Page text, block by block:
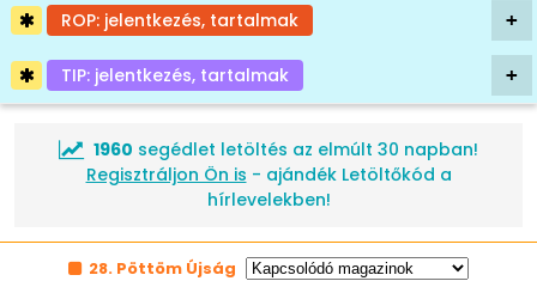
+
ROP: jelentkezés, tartalmak
+
TIP: jelentkezés, tartalmak
1960 segédlet letöltés az elmúlt 30 napban!
Regisztráljon Ön is - ajándék Letöltőkód a
hírlevelekben!
28. Pöttöm Újság